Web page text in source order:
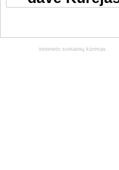
interneto svetainių kūrimas